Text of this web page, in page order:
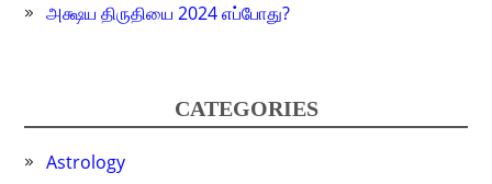
அக்ஷய திருதியை 2024 எப்போது?
CATEGORIES
Astrology